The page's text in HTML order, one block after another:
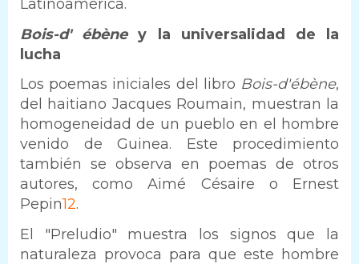
Latinoamérica.
Bois-d' ébèney la universalidad de la
lucha
Los poemas iniciales del libro Bois-d'ébène,
del haitiano Jacques Roumain, muestran la
homogeneidad de un pueblo en el hombre
venido de Guinea. Este procedimiento
también se observa en poemas de otros
autores, como Aimé Césaire o Ernest
Pepin12.
El "Preludio" muestra los signos que la
naturaleza provoca para que este hombre